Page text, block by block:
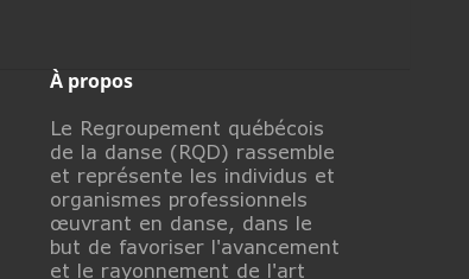
À propos
Le Regroupement québécois
de la danse (RQD) rassemble
et représente les individus et
organismes professionnels
œuvrant en danse, dans le
but de favoriser l'avancement
et le rayonnement de l'art